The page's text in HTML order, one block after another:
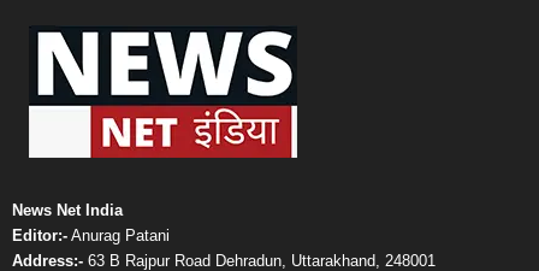
News Net India
Editor:- Anurag Patani
Address:- 63 B Rajpur Road Dehradun, Uttarakhand, 248001